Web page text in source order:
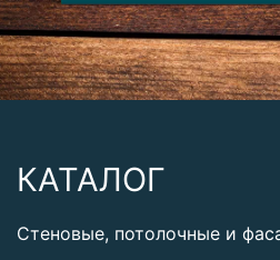
КАТАЛОГ
Стеновые, потолочные и